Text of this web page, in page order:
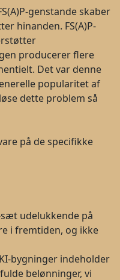
genstande skaber
hinanden. FS(A)P-
producerer flere
Det var denne
popularitet af
dette problem så
på de specifikke
udelukkende på
i fremtiden, og ikke
bygninger indeholder
belønninger, vi